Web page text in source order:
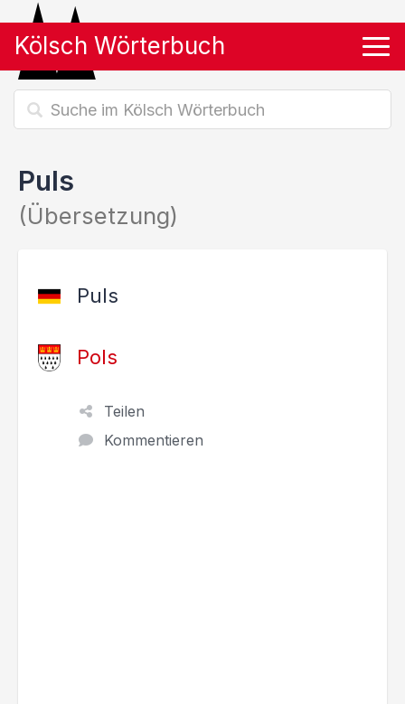
Kölsch Wörterbuch
Puls
(Übersetzung)
Puls
Pols
Teilen
Kommentieren